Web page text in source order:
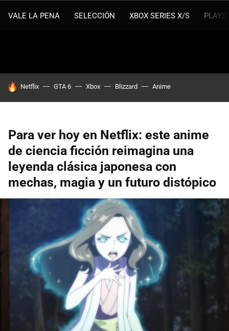
VALE LA PENA SELECCIÓN XBOX SERIES X/S
HOY SE HABLA DE
Netflix GTA 6 Xbox Blizzard Anime
Para ver hoy en Netflix: este anime
de ciencia ficción reimagina una
leyenda clásica japonesa con
mechas, magia y un futuro distópico